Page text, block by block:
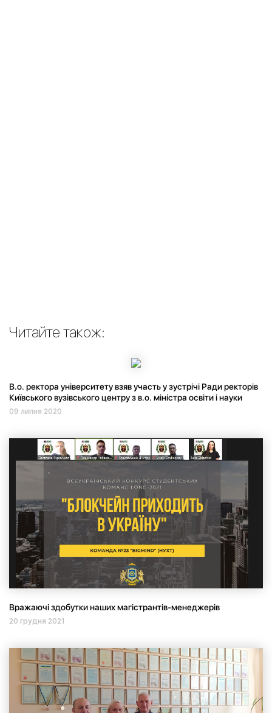
Читайте також:
В.о. ректора університету взяв участь у зустрічі Ради ректорів
Київського вузівського центру з в.о. міністра освіти і науки
09 липня 2020
Вражаючі здобутки наших магістрантів-менеджерів
20 грудня 2021